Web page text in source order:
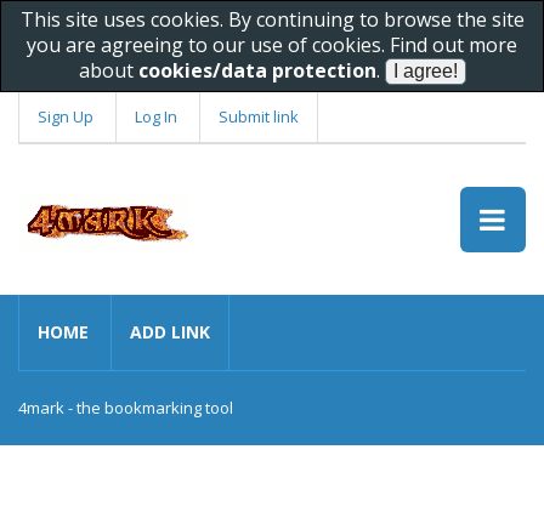
This site uses cookies. By continuing to browse the site
you are agreeing to our use of cookies. Find out more
about cookies/data protection.
Sign Up Log In Submit link
HOME ADD LINK
4mark - the bookmarking tool